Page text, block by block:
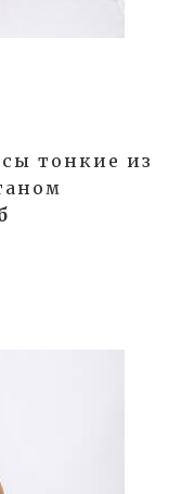
тонкие из